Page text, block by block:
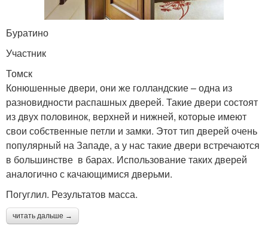
Буратино
Участник
Томск
Конюшенные двери, они же голландские – одна из
разновидности распашных дверей. Такие двери состоят
из двух половинок, верхней и нижней, которые имеют
свои собственные петли и замки. Этот тип дверей очень
популярный на Западе, а у нас такие двери встречаются
в большинстве в барах. Использование таких дверей
аналогично с качающимися дверьми.
Погуглил. Результатов масса.
читать дальше →